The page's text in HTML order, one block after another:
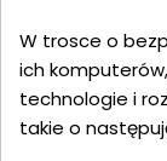
W trosce o
ich
technologie i
takie o